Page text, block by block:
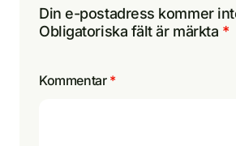
Din e-postadress kommer
Obligatoriska fält är märkta *
Kommentar *